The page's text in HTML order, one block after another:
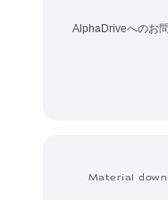
AlphaDriveへのお
Material